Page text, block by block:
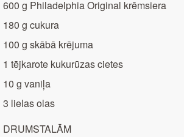
600 g Philadelphia Original krēmsiera
180 g cukura
100 g skābā krējuma
1 tējkarote kukurūzas cietes
10 g vaniļa
3 lielas olas
DRUMSTALĀM